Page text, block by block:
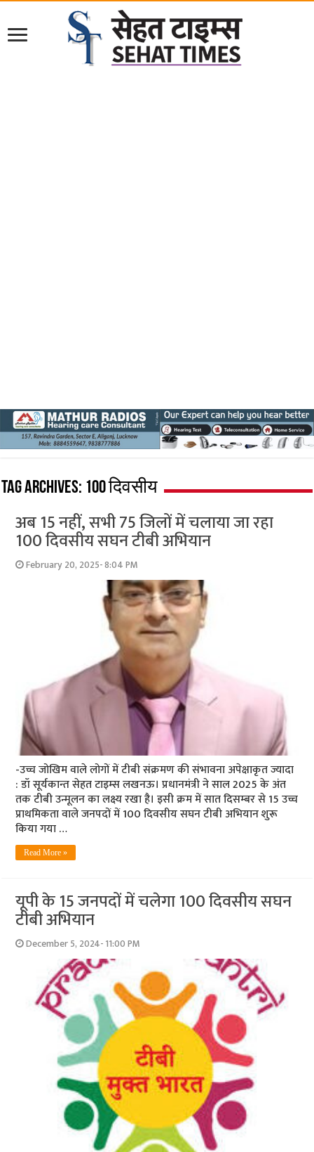
Tag Archives: 100 दिवसीय
अब 15 नहीं, सभी 75 जिलों में चलाया जा रहा
100 दिवसीय सघन टीबी अभियान
February 20, 2025- 8:04 PM
-उच्च जोखिम वाले लोगों में टीबी संक्रमण की संभावना अपेक्षाकृत ज्यादा
: डॉ सूर्यकान्त सेहत टाइम्स लखनऊ। प्रधानमंत्री ने साल 2025 के अंत
तक टीबी उन्मूलन का लक्ष्य रखा है। इसी क्रम में सात दिसम्बर से 15 उच्च
प्राथमिकता वाले जनपदों में 100 दिवसीय सघन टीबी अभियान शुरू
किया गया …
Read More »
यूपी के 15 जनपदों में चलेगा 100 दिवसीय सघन
टीबी अभियान
December 5, 2024- 11:00 PM